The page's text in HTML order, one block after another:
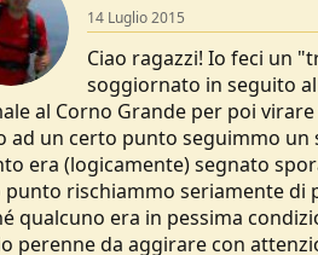
14 Luglio 2015
Ciao ragazzi! Io feci un
soggiornato in seguito
al Corno Grande per poi
ad un certo punto seguimmo un
era (logicamente) segnato
punto rischiammo seriamente
qualcuno era in pessima
perenne da aggirare con